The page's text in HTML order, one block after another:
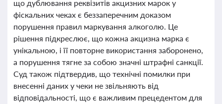
що дублювання реквізитів акцизних марок у
фіскальних чеках є беззаперечним доказом
порушення правил маркування алкоголю. Це
рішення підкреслює, що кожна акцизна марка є
унікальною, і її повторне використання заборонено,
а порушення тягне за собою значні штрафні санкції.
Суд також підтвердив, що технічні помилки при
внесенні даних у чеки не звільняють від
відповідальності, що є важливим прецедентом для